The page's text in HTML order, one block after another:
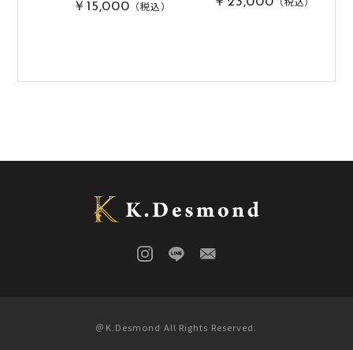
￥15,000 （税込）
＠K.Desmond All Rights Reserved.